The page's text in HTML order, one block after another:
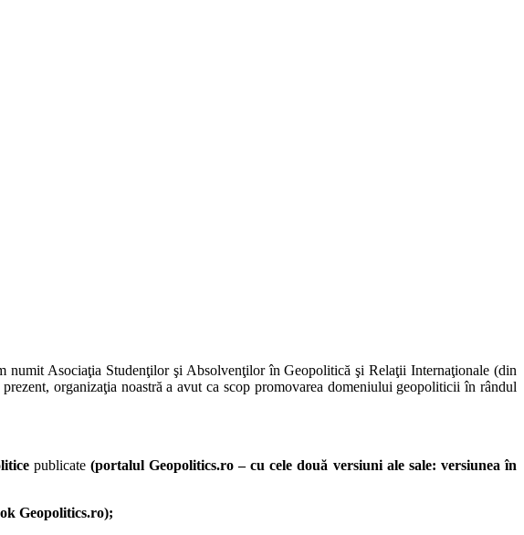
Asociaţia Studenţilor şi Absolvenţilor în Geopolitică şi Relaţii Internaţionale (din
organizaţia noastră a avut ca scop promovarea domeniului geopoliticii în rândul
publicate (portalul Geopolitics.ro – cu cele două versiuni ale sale: versiunea în
Geopolitics.ro);